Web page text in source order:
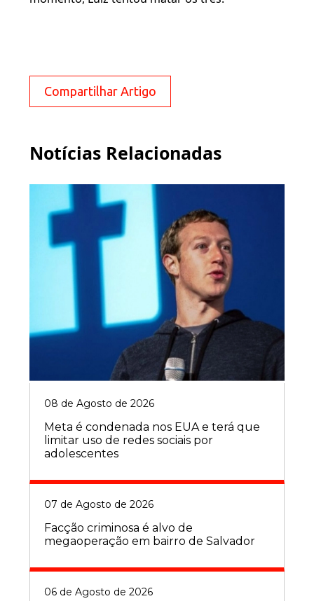
Compartilhar Artigo
Notícias Relacionadas
08 de Agosto de 2026
Meta é condenada nos EUA e terá que
limitar uso de redes sociais por
adolescentes
07 de Agosto de 2026
Facção criminosa é alvo de
megaoperação em bairro de Salvador
06 de Agosto de 2026